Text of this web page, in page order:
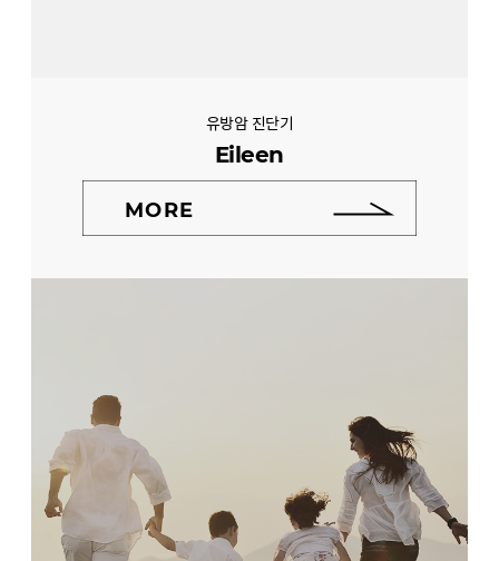
유방암 진단기
Eileen
MORE